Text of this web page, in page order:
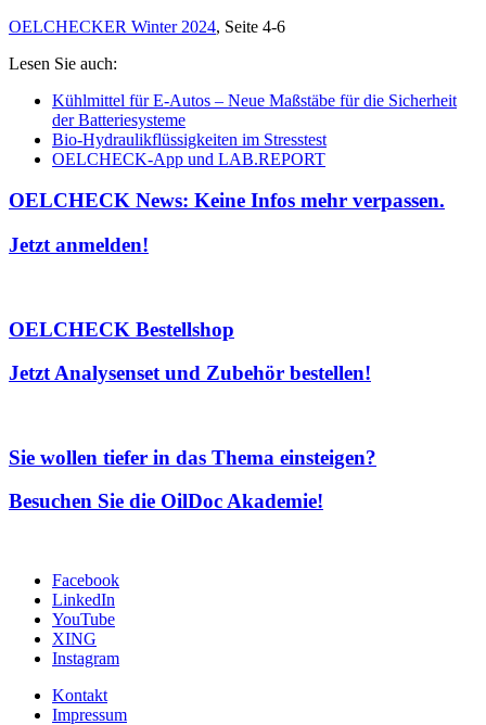
OELCHECKER Winter 2024, Seite 4-6
Lesen Sie auch:
Kühlmittel für E-Autos – Neue Maßstäbe für die Sicherheit
der Batteriesysteme
Bio-Hydraulikflüssigkeiten im Stresstest
OELCHECK-App und LAB.REPORT
OELCHECK News: Keine Infos mehr verpassen.
Jetzt anmelden!
OELCHECK Bestellshop
Jetzt Analysenset und Zubehör bestellen!
Sie wollen tiefer in das Thema einsteigen?
Besuchen Sie die OilDoc Akademie!
Facebook
LinkedIn
YouTube
XING
Instagram
Kontakt
Impressum